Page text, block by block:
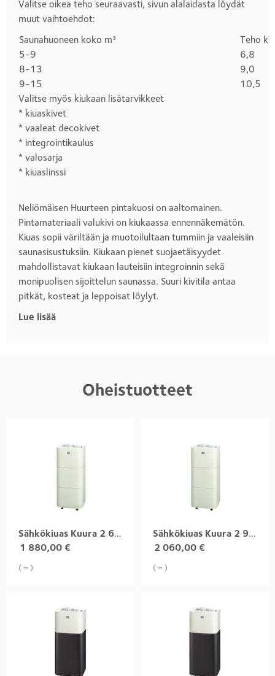
Valitse oikea teho seuraavasti, sivun alalaidasta löydät
muut vaihtoehdot:
Otsikko
1
Saunahuoneen koko m³
Teho
5-9
6,8
8-13
9,0
9-15
10,5
Valitse myös kiukaan lisätarvikkeet
* kiuaskivet
* vaaleat decokivet
* integrointikaulus
* valosarja
* kiuaslinssi
Neliömäisen Huurteen pintakuosi on aaltomainen.
Pintamateriaali valukivi on kiukaassa ennennäkemätön.
Kiuas sopii väriltään ja muotoilultaan tummiin ja vaaleisiin
saunasisustuksiin. Kiukaan pienet suojaetäisyydet
mahdollistavat kiukaan lauteisiin integroinnin sekä
monipuolisen sijoittelun saunassa. Suuri kivitila antaa
pitkät, kosteat ja leppoisat löylyt.
Lue lisää
Oheistuotteet
Sähkökiuas Kuura 2 6,8 kW
1 880,00 €
( = )
Sähkökiuas Kuura 2 9,0 kW
2 060,00 €
( = )